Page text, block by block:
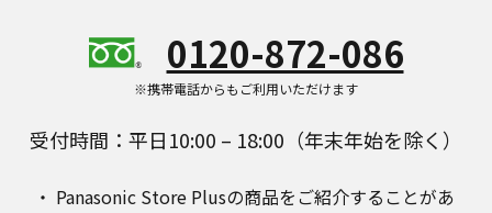
0120-872-086
※携帯電話からもご利用いただけます
受付時間：平日10:00 – 18:00（年末年始を除く）
Panasonic Store Plusの商品をご紹介することがあ